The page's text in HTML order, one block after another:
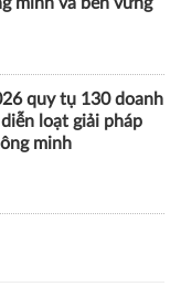
minh và bền vững
quy tụ 130 doanh
loạt giải pháp
minh